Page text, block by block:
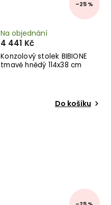
–25 %
Konzolový stolek BIBIONE
tmavě hnědý 114x38 cm
Na objednání
4 441 Kč
Do košíku